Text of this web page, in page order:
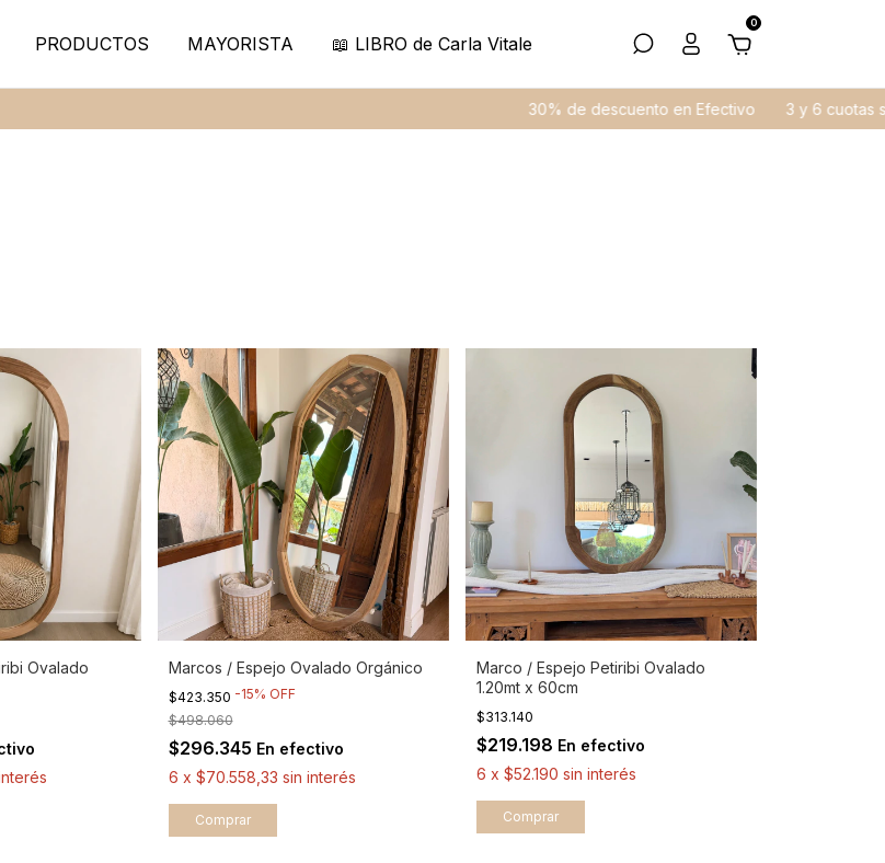
PRODUCTOS MAYORISTA 📖 LIBRO de Carla Vitale
0
30% de descuento en Efectivo 3 y 6 cuotas sin interés
Ovalado Marcos / Espejo Ovalado Orgánico
$423.350 -15% OFF
$498.060
$296.345 En efectivo
6 x $70.558,33 sin interés
Comprar
Marco / Espejo Petiribi Ovalado
1.20mt x 60cm
$313.140
$219.198 En efectivo
6 x $52.190 sin interés
Comprar